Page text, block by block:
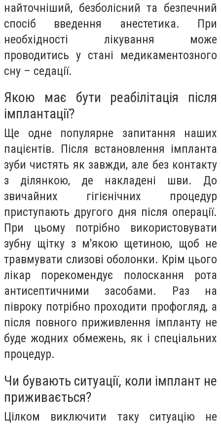
найточніший, безболісний та безпечний
спосіб введення анестетика. При
необхідності лікування може
проводитись у стані медикаментозного
сну – седації.
Якою має бути реабілітація після
імплантації?
Ще одне популярне запитання наших
пацієнтів. Після встановлення імпланта
зуби чистять як завжди, але без контакту
з ділянкою, де накладені шви. До
звичайних гігієнічних процедур
приступають другого дня після операції.
При цьому потрібно використовувати
зубну щітку з м'якою щетиною, щоб не
травмувати слизові оболонки. Крім цього
лікар порекомендує полоскання рота
антисептичними засобами. Раз на
півроку потрібно проходити профогляд, а
після повного приживлення імпланту не
буде жодних обмежень, як і спеціальних
процедур.
Чи бувають ситуації, коли імплант не
приживається?
Цілком виключити таку ситуацію не